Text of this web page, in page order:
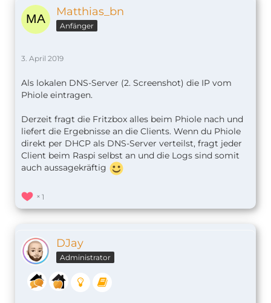
Matthias_bn
Anfänger
3. April 2019
Als lokalen DNS-Server (2. Screenshot) die IP vom
Phiole eintragen.
Derzeit fragt die Fritzbox alles beim Phiole nach und
liefert die Ergebnisse an die Clients. Wenn du Phiole
direkt per DHCP als DNS-Server verteilst, fragt jeder
Client beim Raspi selbst an und die Logs sind somit
auch aussagekräftig
1
DJay
Administrator